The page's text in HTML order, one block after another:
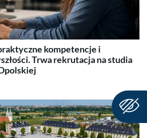
kompetencje i
Trwa rekrutacja na studia